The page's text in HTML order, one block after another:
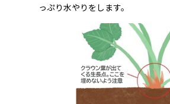
っぷり水やりをします。